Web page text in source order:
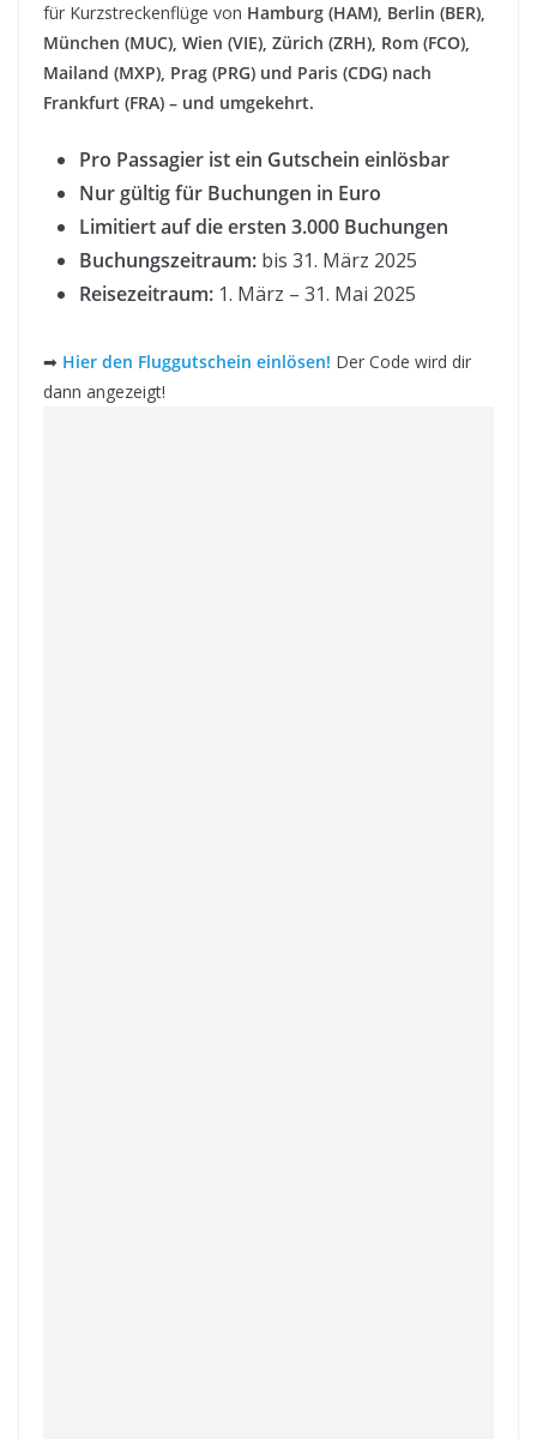
für Kurzstreckenflüge von Hamburg (HAM), Berlin (BER),
München (MUC), Wien (VIE), Zürich (ZRH), Rom (FCO),
Mailand (MXP), Prag (PRG) und Paris (CDG) nach
Frankfurt (FRA) – und umgekehrt.
Pro Passagier ist ein Gutschein einlösbar
Nur gültig für Buchungen in Euro
Limitiert auf die ersten 3.000 Buchungen
Buchungszeitraum: bis 31. März 2025
Reisezeitraum: 1. März – 31. Mai 2025
➡ Hier den Fluggutschein einlösen! Der Code wird dir
dann angezeigt!